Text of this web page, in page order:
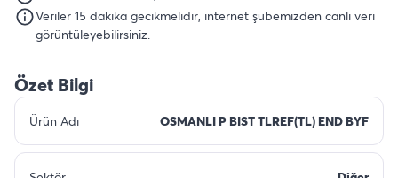
Veriler 15 dakika gecikmelidir, internet şubemizden canlı veri
görüntüleyebilirsiniz.
Özet Bilgi
Ürün Adı OSMANLI P BIST TLREF(TL) END BYF